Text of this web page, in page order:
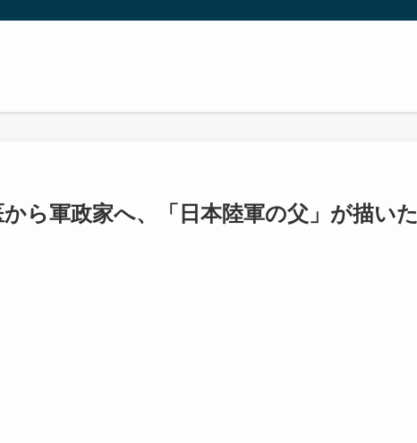
ら軍政家へ、「日本陸軍の父」が描いた